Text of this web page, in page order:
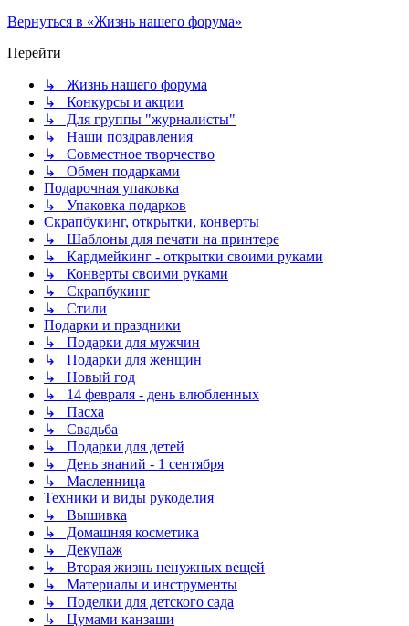
Вернуться в «Жизнь нашего форума»
Перейти
↳ Жизнь нашего форума
↳ Конкурсы и акции
↳ Для группы "журналисты"
↳ Наши поздравления
↳ Совместное творчество
↳ Обмен подарками
Подарочная упаковка
↳ Упаковка подарков
Скрапбукинг, открытки, конверты
↳ Шаблоны для печати на принтере
↳ Кардмейкинг - открытки своими руками
↳ Конверты своими руками
↳ Скрапбукинг
↳ Стили
Подарки и праздники
↳ Подарки для мужчин
↳ Подарки для женщин
↳ Новый год
↳ 14 февраля - день влюбленных
↳ Пасха
↳ Свадьба
↳ Подарки для детей
↳ День знаний - 1 сентября
↳ Масленница
Техники и виды рукоделия
↳ Вышивка
↳ Домашняя косметика
↳ Декупаж
↳ Вторая жизнь ненужных вещей
↳ Материалы и инструменты
↳ Поделки для детского сада
↳ Цумами канзаши